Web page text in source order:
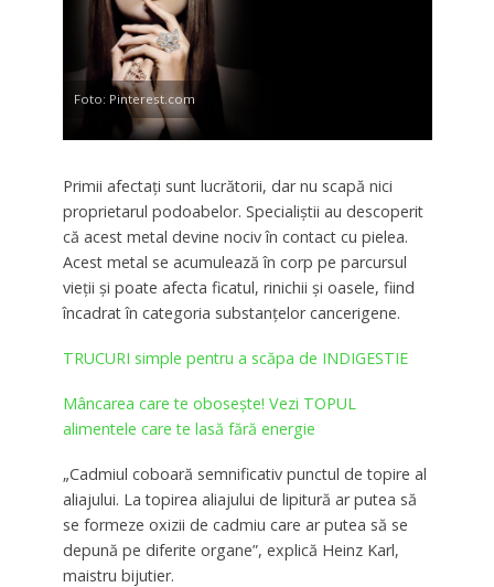
Foto: Pinterest.com
Primii afectaţi sunt lucrătorii, dar nu scapă nici
proprietarul podoabelor. Specialiştii au descoperit
că acest metal devine nociv în contact cu pielea.
Acest metal se acumulează în corp pe parcursul
vieţii şi poate afecta ficatul, rinichii şi oasele, fiind
încadrat în categoria substanţelor cancerigene.
TRUCURI simple pentru a scăpa de INDIGESTIE
Mâncarea care te oboseşte! Vezi TOPUL
alimentele care te lasă fără energie
„Cadmiul coboară semnificativ punctul de topire al
aliajului. La topirea aliajului de lipitură ar putea să
se formeze oxizii de cadmiu care ar putea să se
depună pe diferite organe”, explică Heinz Karl,
maistru bijutier.